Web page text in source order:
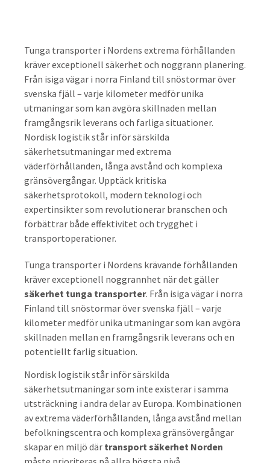
Tunga transporter i Nordens extrema förhållanden
kräver exceptionell säkerhet och noggrann planering.
Från isiga vägar i norra Finland till snöstormar över
svenska fjäll – varje kilometer medför unika
utmaningar som kan avgöra skillnaden mellan
framgångsrik leverans och farliga situationer.
Nordisk logistik står inför särskilda
säkerhetsutmaningar med extrema
väderförhållanden, långa avstånd och komplexa
gränsövergångar. Upptäck kritiska
säkerhetsprotokoll, modern teknologi och
expertinsikter som revolutionerar branschen och
förbättrar både effektivitet och trygghet i
transportoperationer.
Tunga transporter i Nordens krävande förhållanden
kräver exceptionell noggrannhet när det gäller
säkerhet tunga transporter. Från isiga vägar i norra
Finland till snöstormar över svenska fjäll – varje
kilometer medför unika utmaningar som kan avgöra
skillnaden mellan en framgångsrik leverans och en
potentiellt farlig situation.
Nordisk logistik står inför särskilda
säkerhetsutmaningar som inte existerar i samma
utsträckning i andra delar av Europa. Kombinationen
av extrema väderförhållanden, långa avstånd mellan
befolkningscentra och komplexa gränsövergångar
skapar en miljö där transport säkerhet Norden